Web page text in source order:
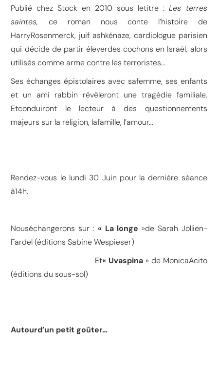
Publié chez Stock en 2010 sous letitre : Les terres
saintes,ce roman nous conte l’histoire de
HarryRosenmerck, juif ashkénaze, cardiologue parisien
qui décide de partir éleverdes cochons en Israël, alors
utilisés comme arme contre les terroristes…
Ses échanges épistolaires avec safemme, ses enfants
et un ami rabbin révèleront une tragédie familiale.
Etconduiront le lecteur à des questionnements
majeurs sur la religion, lafamille, l’amour…
Rendez-vous le lundi 30 Juin pour la dernière séance
à14h.
Nouséchangerons sur : « La longe »de Sarah Jollien-
Fardel (éditions Sabine Wespieser)
Et« Uvaspina» de MonicaAcito
(éditions du sous-sol)
Autourd’un petit goûter…